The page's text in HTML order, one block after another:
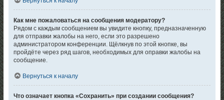
Как мне пожаловаться на сообщения модератору?
Рядом с каждым сообщением вы увидите кнопку, предназначенную
для отправки жалобы на него, если это разрешено
администратором конференции. Щёлкнув по этой кнопке, вы
пройдёте через ряд шагов, необходимых для оправки жалобы на
сообщение.
Вернуться к началу
Что означает кнопка «Сохранить» при создании сообщения?